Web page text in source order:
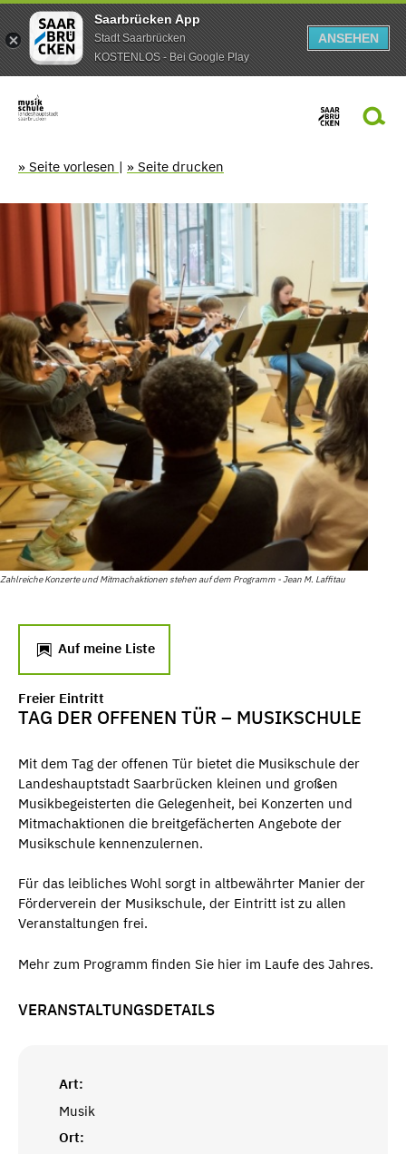
Saarbrücken App
Stadt Saarbrücken
KOSTENLOS - Bei Google Play
ANSEHEN
» Seite vorlesen | » Seite drucken
Zahlreiche Konzerte und Mitmachaktionen stehen auf dem Programm - Jean M. Laffitau
Auf meine Liste
Freier Eintritt
TAG DER OFFENEN TÜR – MUSIKSCHULE
Mit dem Tag der offenen Tür bietet die Musikschule der
Landeshauptstadt Saarbrücken kleinen und großen
Musikbegeisterten die Gelegenheit, bei Konzerten und
Mitmachaktionen die breitgefächerten Angebote der
Musikschule kennenzulernen.
Für das leibliches Wohl sorgt in altbewährter Manier der
Förderverein der Musikschule, der Eintritt ist zu allen
Veranstaltungen frei.
Mehr zum Programm finden Sie hier im Laufe des Jahres.
VERANSTALTUNGSDETAILS
Art:
Musik
Ort: